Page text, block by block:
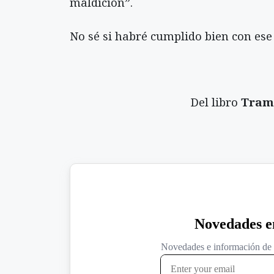
No sé si habré cumplido bien con
Del libro